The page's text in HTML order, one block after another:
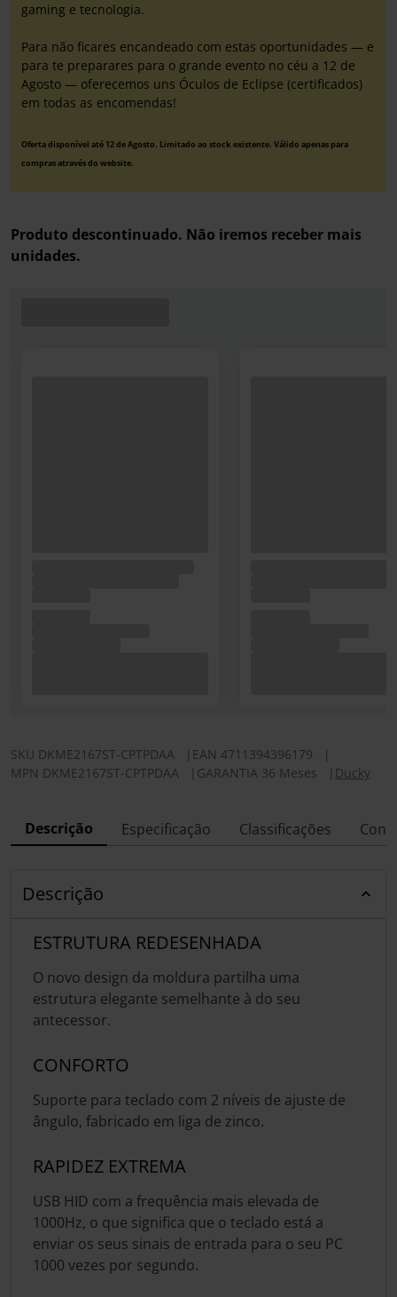
gaming e tecnologia.
Para não ficares encandeado com estas oportunidades — e
para te preparares para o grande evento no céu a 12 de
Agosto — oferecemos uns Óculos de Eclipse (certificados)
em todas as encomendas!
Oferta disponível até 12 de Agosto. Limitado ao stock existente. Válido apenas para
compras através do website.
Produto descontinuado. Não iremos receber mais
unidades.
SKU DKME2167ST-CPTPDAA EAN 4711394396179
MPN DKME2167ST-CPTPDAA GARANTIA 36 Meses Ducky
Descrição Especificação Classificações
Descrição
ESTRUTURA REDESENHADA
O novo design da moldura partilha uma
estrutura elegante semelhante à do seu
antecessor.
CONFORTO
Suporte para teclado com 2 níveis de ajuste de
ângulo, fabricado em liga de zinco.
RAPIDEZ EXTREMA
USB HID com a frequência mais elevada de
1000Hz, o que significa que o teclado está a
enviar os seus sinais de entrada para o seu PC
1000 vezes por segundo.